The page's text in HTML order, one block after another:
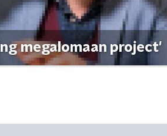
megalomaan project'